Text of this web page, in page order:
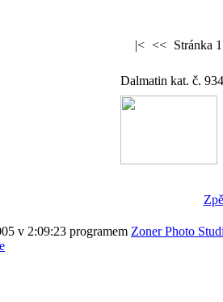
|< << Stránka
Dalmatin kat. č. 934
v 2:09:23 programem Zoner Photo